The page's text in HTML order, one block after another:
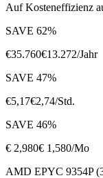
Auf Kosteneffizienz
SAVE 62%
€35.760€13.272/Jahr
SAVE 47%
€5,17€2,74/Std.
SAVE 46%
€ 2,980€ 1,580/Mo
AMD EPYC 9354P